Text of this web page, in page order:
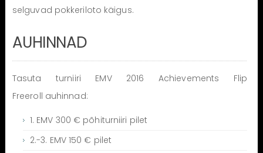
selguvad pokkeriloto käigus.
AUHINNAD
Tasuta turniiri EMV 2016 Achievements Flip
Freeroll auhinnad:
1. EMV 300 € põhiturniiri pilet
2.-3. EMV 150 € pilet